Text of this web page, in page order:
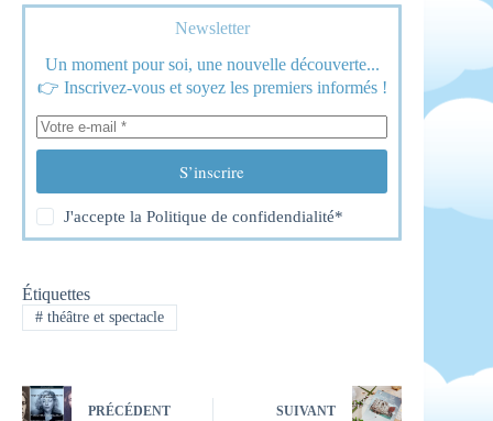
Newsletter
Un moment pour soi, une nouvelle découverte...
👉 Inscrivez-vous et soyez les premiers informés !
S’inscrire
J'accepte laPolitique de confidendialité*
Étiquettes
#théâtre et spectacle
PRÉCÉDENT SUIVANT